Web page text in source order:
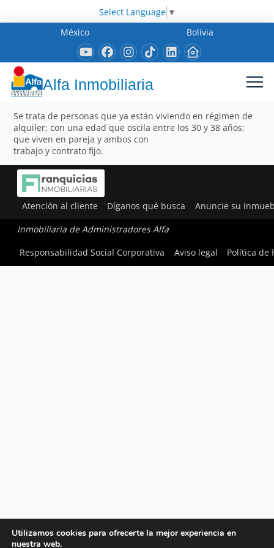
Select Language ▼
México
Bolivia
Alfa Inmobiliaria
Se trata de personas que ya están viviendo en régimen de
alquiler; con una edad que oscila entre los 30 y 38 años;
que viven en pareja y ambos con
trabajo y contrato fijo.
Atención al cliente Díganos qué busca Anuncie su
Inmobiliaria de Administradores Alfa
Responsabilidad Social Corporativa
Aviso legal Política de
Utilizamos cookies para ofrecerte la mejor experiencia en
nuestra web.